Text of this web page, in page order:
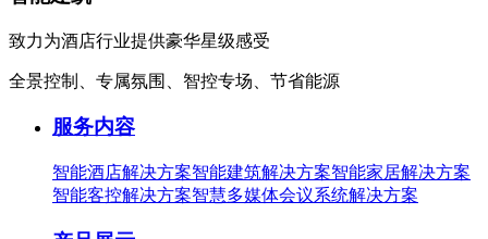
致力为酒店行业提供豪华星级感受
全景控制、专属氛围、智控专场、节省能源
服务内容
智能酒店解决方案智能建筑解决方案智能家居解决方案
智能客控解决方案智慧多媒体会议系统解决方案